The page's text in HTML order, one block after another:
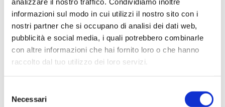
informazioni sul modo in cui utilizzi il nostro sito con i
nostri partner che si occupano di analisi dei dati web,
pubblicità e social media, i quali potrebbero combinarle
con altre informazioni che hai fornito loro o che hanno
raccolto dal tuo utilizzo dei loro servizi.
delNecessari
Provette fondo conico busta